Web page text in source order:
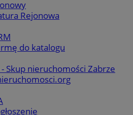
Rejonowa
do katalogu
Skup nieruchomości Zabrze